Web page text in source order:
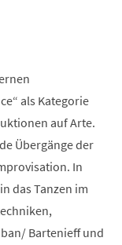
als Kategorie
auf Arte.
Übergänge der
In
das Tanzen im
Bartenieff und